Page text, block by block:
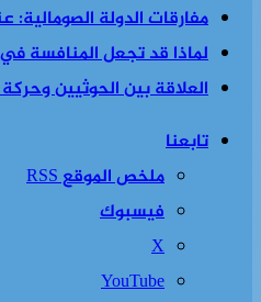
مفارقات الدولة الصومالية:
لماذا قد تجعل المنافسة في
العلاقة بين الحوثيين
تابعنا
ملخص الموقع RSS
فيسبوك
‫X
‫YouTube